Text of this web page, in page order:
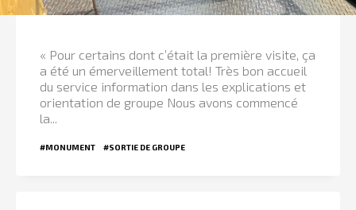
« Pour certains dont c’était la première visite, ça
a été un émerveillement total! Très bon accueil
du service information dans les explications et
orientation de groupe Nous avons commencé
la...
#MONUMENT #SORTIE DE GROUPE